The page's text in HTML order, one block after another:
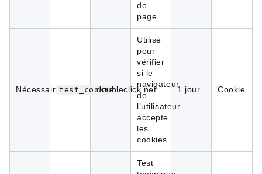
de
page
Nécessairestest_cookiedoubleclick.net
Utilisé
pour
vérifier
si le
navigateur
de
l’utilisateur
accepte
les
cookies
1 jour Cookie
Test